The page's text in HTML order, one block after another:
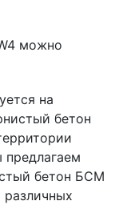
можно
на
бетон
бетон БСМ
различных